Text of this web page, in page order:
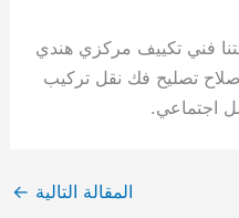
فني تكييف مركزي هندي
تصليح فك نقل تركيب
اجتماعي.
المقالة التالية ←